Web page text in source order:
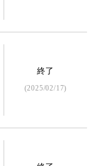
終了
(2025/02/17)